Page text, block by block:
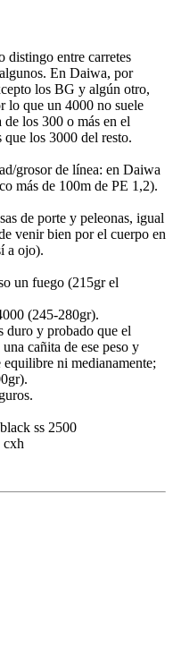
distingo entre carretes
En Daiwa, por
los BG y algún otro,
lo que un 4000 no suele
los 300 o más en el
que los 3000 del resto.
grosor de línea: en Daiwa
más de 100m de PE 1,2).
de porte y peleonas, igual
venir bien por el cuerpo en
a ojo).
un fuego (215gr el
(245-280gr).
duro y probado que el
cañita de ese peso y
ni medianamente;
ss 2500
cxh